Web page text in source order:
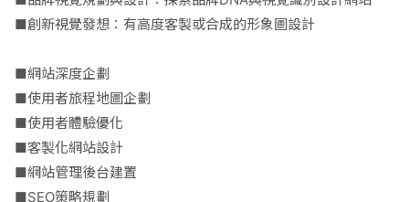
■創新視覺發想：有高度客製或合成的形象圖設計
■網站深度企劃
■使用者旅程地圖企劃
■使用者體驗優化
■客製化網站設計
■網站管理後台建置
■SEO策略規劃